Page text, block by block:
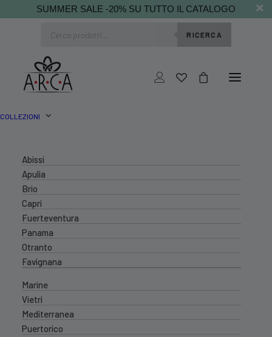
SUMMER SALE -20% SU TUTTO IL CATALOGO
RICERCA
COLLEZIONI
Abissi
Apulia
Brio
Capri
Fuerteventura
Panama
Otranto
Favignana
Marine
Vietri
Mediterranea
Puertorico